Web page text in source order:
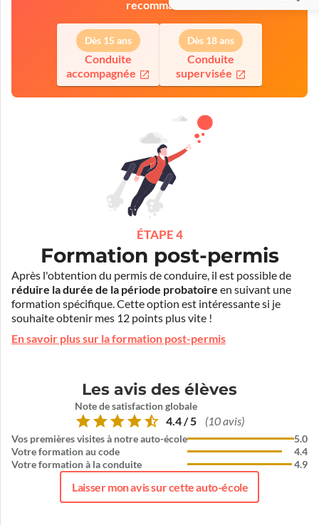
recommande
Dès 15 ans
Conduite
accompagnée
Dès 18 ans
Conduite
supervisée
ÉTAPE 4
Formation post-permis
Après l'obtention du permis de conduire, il est possible de
réduire la durée de la période probatoire en suivant une
formation spécifique. Cette option est intéressante si je
souhaite obtenir mes 12 points plus vite !
En savoir plus sur la formation post-permis
Les avis des élèves
Note de satisfaction globale
4.4 / 5 (10 avis)
Vos premières visites à notre auto-école
Votre formation au code
Votre formation à la conduite
5.0
4.4
4.9
Laisser mon avis sur cette auto-école